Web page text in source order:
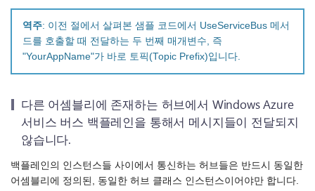
역주: 이전 절에서 살펴본 샘플 코드에서 UseServiceBus 메서
드를 호출할 때 전달하는 두 번째 매개변수, 즉
"YourAppName"가 바로 토픽(Topic Prefix)입니다.
다른 어셈블리에 존재하는 허브에서 Windows Azure
서비스 버스 백플레인을 통해서 메시지들이 전달되지
않습니다.
백플레인의 인스턴스들 사이에서 통신하는 허브들은 반드시 동일한
어셈블리에 정의된, 동일한 허브 클래스 인스턴스이어야만 합니다.